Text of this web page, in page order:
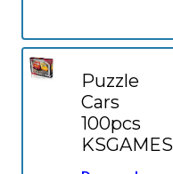
Puzzle
Cars
100pcs
KSGAMES